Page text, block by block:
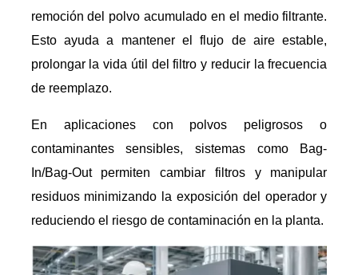
remoción del polvo acumulado en el medio filtrante.
Esto ayuda a mantener el flujo de aire estable,
prolongar la vida útil del filtro y reducir la frecuencia
de reemplazo.
En aplicaciones con polvos peligrosos o
contaminantes sensibles, sistemas como Bag-
In/Bag-Out permiten cambiar filtros y manipular
residuos minimizando la exposición del operador y
reduciendo el riesgo de contaminación en la planta.